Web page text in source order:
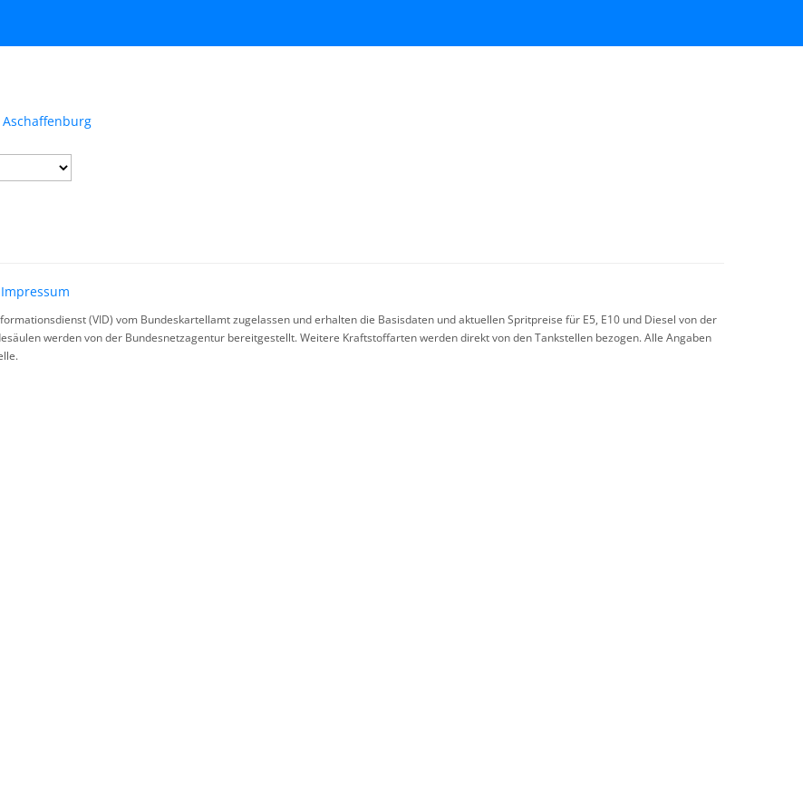
Impressum
(VID) vom Bundeskartellamt zugelassen und erhalten die Basisdaten und aktuellen Spritpreise für E5, E10 und Diesel von der
werden von der Bundesnetzagentur bereitgestellt. Weitere Kraftstoffarten werden direkt von den Tankstellen bezogen. Alle Angaben